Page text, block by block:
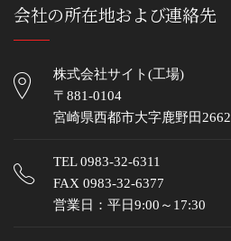
会社の所在地および連絡先
株式会社サイト(工場)
〒881-0104
宮崎県西都市大字鹿野田2662
TEL0983-32-6311
FAX 0983-32-6377
営業日：平日9:00～17:30